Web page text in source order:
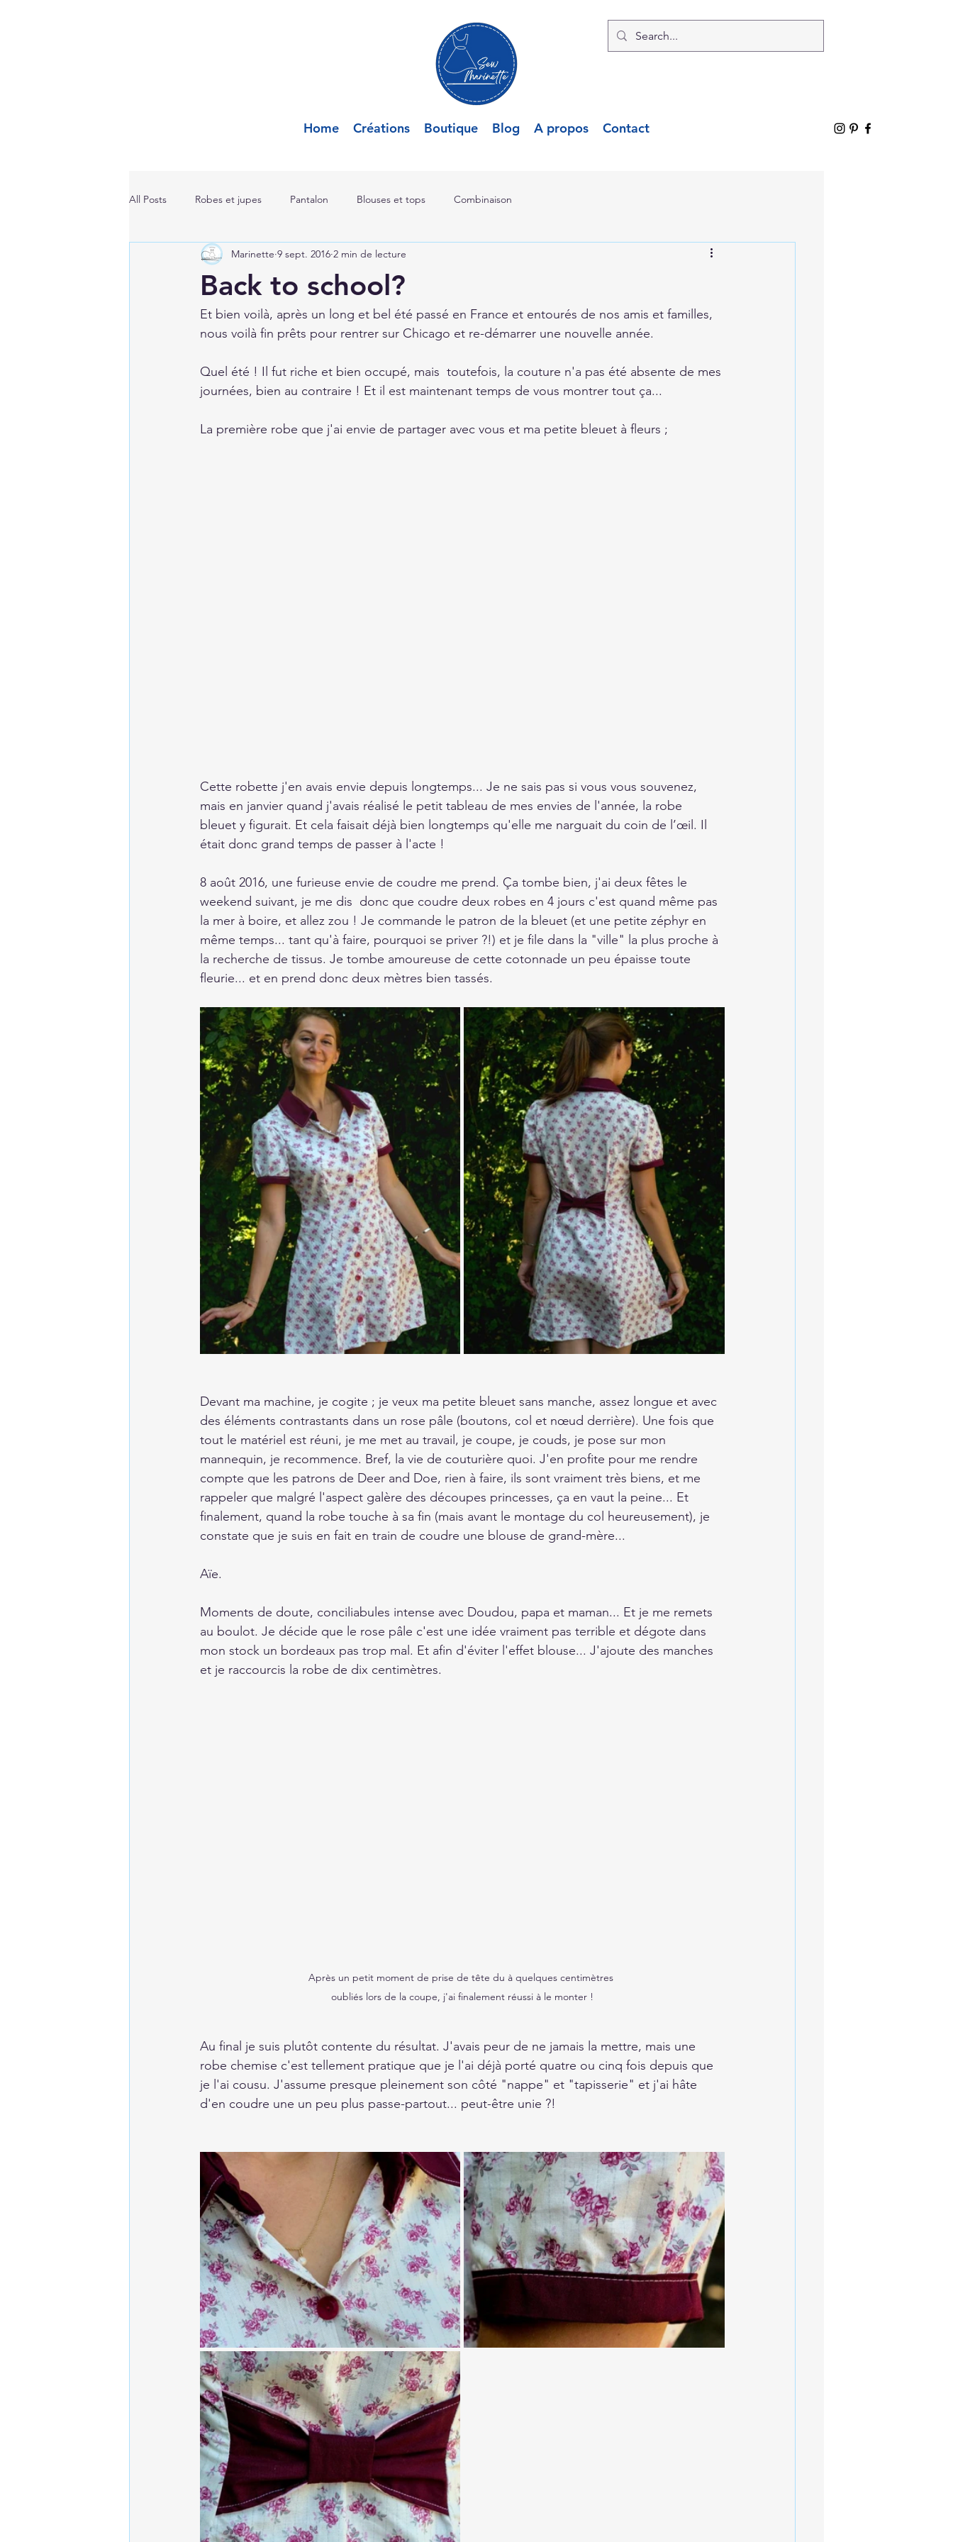
Home Créations Boutique Blog A propos Contact
All Posts Robes et jupes Pantalon Blouses et tops Combinaison
Back to school?
Marinette 9 sept. 2016 2 min de lecture
Et bien voilà, après un long et bel été passé en France et entourés de nos amis et familles,
nous voilà fin prêts pour rentrer sur Chicago et re-démarrer une nouvelle année.
Quel été ! Il fut riche et bien occupé, mais  toutefois, la couture n'a pas été absente de mes
journées, bien au contraire ! Et il est maintenant temps de vous montrer tout ça...
La première robe que j'ai envie de partager avec vous et ma petite bleuet à fleurs ;
Cette robette j'en avais envie depuis longtemps... Je ne sais pas si vous vous souvenez,
mais en janvier quand j'avais réalisé le petit tableau de mes envies de l'année, la robe
bleuet y figurait. Et cela faisait déjà bien longtemps qu'elle me narguait du coin de l’œil. Il
était donc grand temps de passer à l'acte !
8 août 2016, une furieuse envie de coudre me prend. Ça tombe bien, j'ai deux fêtes le
weekend suivant, je me dis  donc que coudre deux robes en 4 jours c'est quand même pas
la mer à boire, et allez zou ! Je commande le patron de la bleuet (et une petite zéphyr en
même temps... tant qu'à faire, pourquoi se priver ?!) et je file dans la "ville" la plus proche à
la recherche de tissus. Je tombe amoureuse de cette cotonnade un peu épaisse toute
fleurie... et en prend donc deux mètres bien tassés.
Devant ma machine, je cogite ; je veux ma petite bleuet sans manche, assez longue et avec
des éléments contrastants dans un rose pâle (boutons, col et nœud derrière). Une fois que
tout le matériel est réuni, je me met au travail, je coupe, je couds, je pose sur mon
mannequin, je recommence. Bref, la vie de couturière quoi. J'en profite pour me rendre
compte que les patrons de Deer and Doe, rien à faire, ils sont vraiment très biens, et me
rappeler que malgré l'aspect galère des découpes princesses, ça en vaut la peine... Et
finalement, quand la robe touche à sa fin (mais avant le montage du col heureusement), je
constate que je suis en fait en train de coudre une blouse de grand-mère...
Aïe.
Moments de doute, conciliabules intense avec Doudou, papa et maman... Et je me remets
au boulot. Je décide que le rose pâle c'est une idée vraiment pas terrible et dégote dans
mon stock un bordeaux pas trop mal. Et afin d'éviter l'effet blouse... J'ajoute des manches
et je raccourcis la robe de dix centimètres.
Après un petit moment de prise de tête du à quelques centimètres
oubliés lors de la coupe, j'ai finalement réussi à le monter !
Au final je suis plutôt contente du résultat. J'avais peur de ne jamais la mettre, mais une
robe chemise c'est tellement pratique que je l'ai déjà porté quatre ou cinq fois depuis que
je l'ai cousu. J'assume presque pleinement son côté "nappe" et "tapisserie" et j'ai hâte
d'en coudre une un peu plus passe-partout... peut-être unie ?!